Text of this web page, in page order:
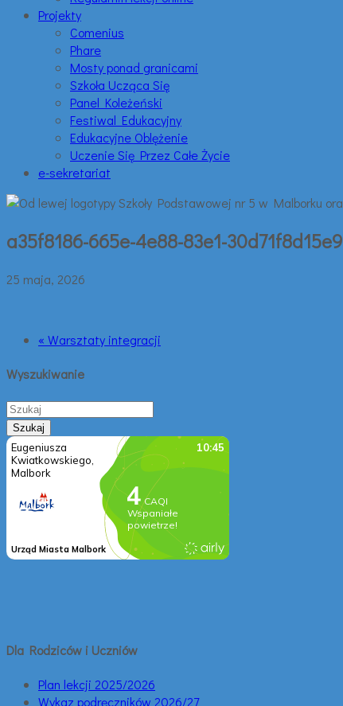
Projekty
Comenius
Phare
Mosty ponad granicami
Szkoła Ucząca Się
Panel Koleżeński
Festiwal Edukacyjny
Edukacyjne Oblężenie
Uczenie Się Przez Całe Życie
e-sekretariat
a35f8186-665e-4e88-83e1-30d71f8d15e9
25 maja, 2026
« Warsztaty integracji
Wyszukiwanie
Dla Rodziców i Uczniów
Plan lekcji 2025/2026
Wykaz podręczników 2026/27